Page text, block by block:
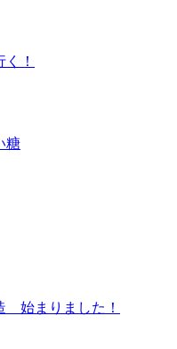
！
糖
始まりました！